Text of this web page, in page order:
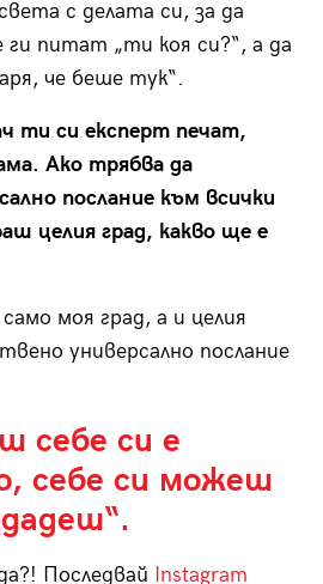
с делата си, за да
питат „ти коя си?“, а да
че беше тук“.
ти си експерт печат,
Ако трябва да
послание към всички
целия град, какво ще е
моя град, а и целия
универсално послание
себе си е
себе си можеш
Последвай Instagram